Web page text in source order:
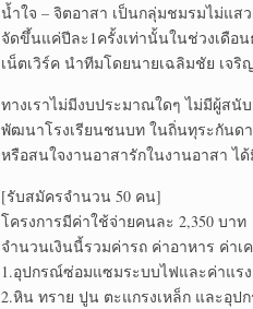
น้ำใจ – จิตอาสา เป็นกลุ่มชมรมไม่แส
จัดขึ้นแค่ปีละ1ครั้งเท่านั้นในช่วงเดือ
เน็ตเวิร์ค นำทีมโดยนายเฉลิมชัย เจริ
ทางเราไม่มีงบประมาณใดๆ ไม่มีผู้ส
พัฒนาโรงเรียนชนบท ในถิ่นทุระกันด
หรือสนใจงานอาสารักในงานอาสา ไ
[รับสมัครจำนวน 50 คน]
โครงการมีค่าใช้จ่ายคนละ 2,350 บาท
จำนวนเงินนี้รวมค่ารถ ค่าอาหาร ค่า
1.อุปกรณ์ซ่อมแซมระบบไฟและค่าแร
2.หิน ทราย ปูน ตะแกรงเหล็ก และอุป